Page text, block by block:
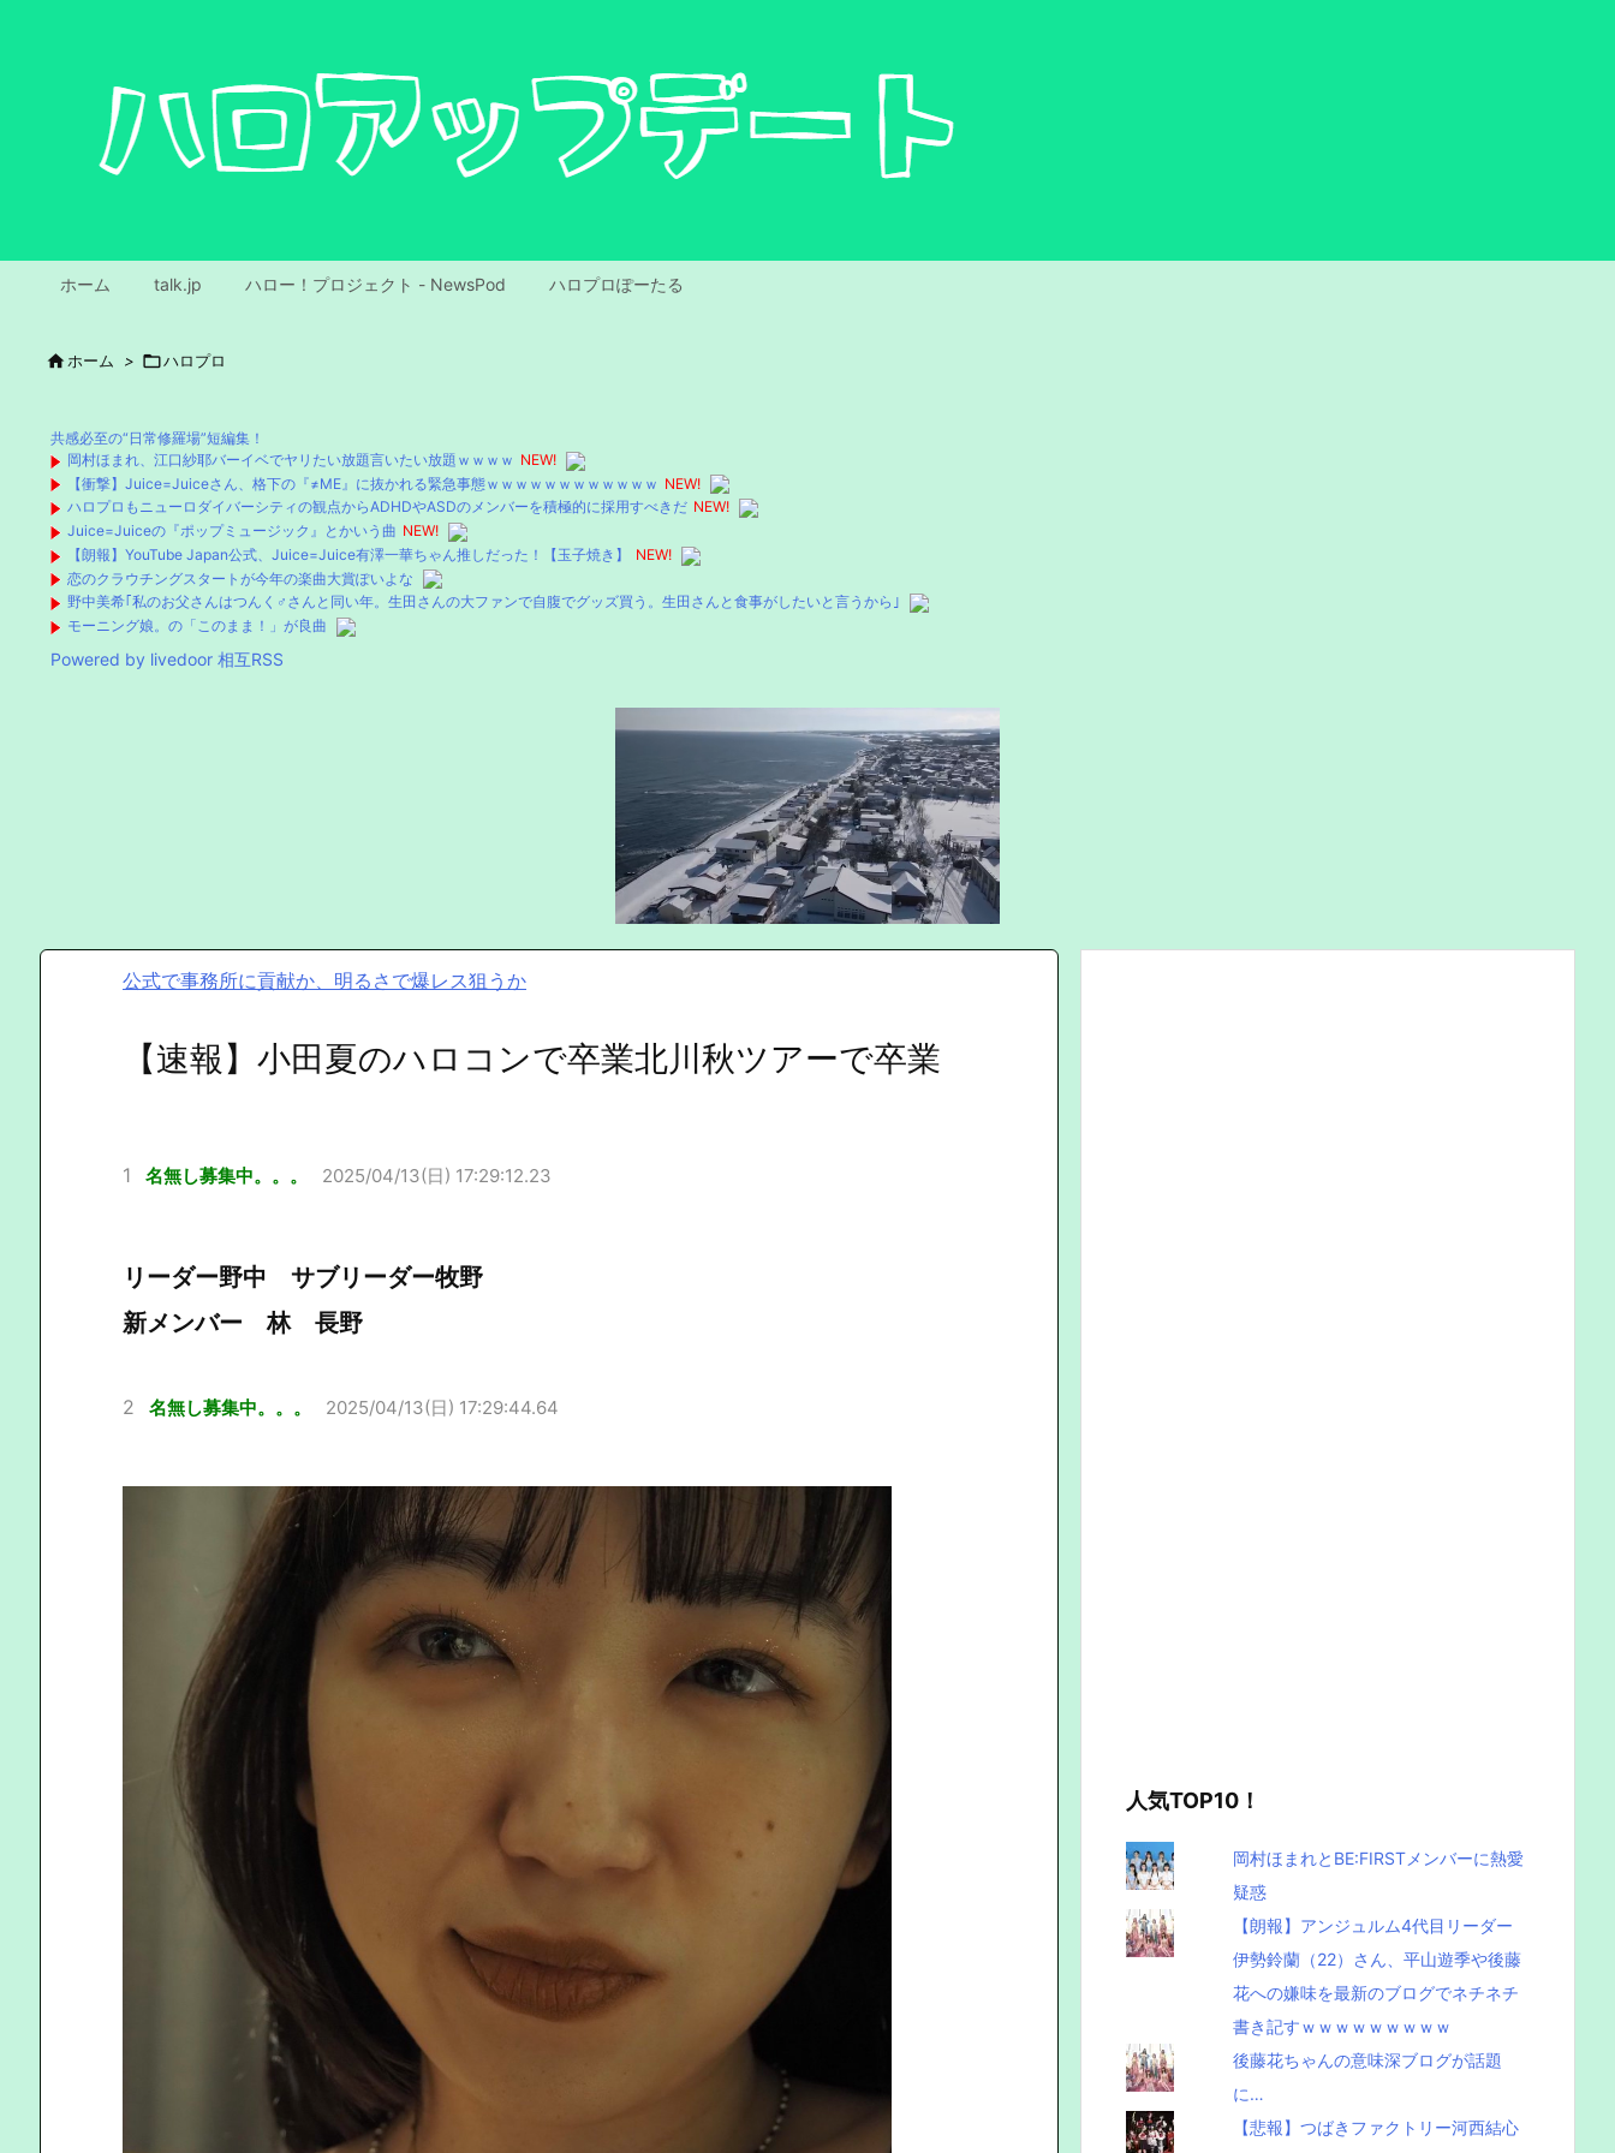
ホーム talk.jp ハロー！プロジェクト - NewsPod ハロプロぽーたる
 ホーム > ハロプロ
共感必至の“日常修羅場”短編集！
岡村ほまれ、江口紗耶バーイベでヤリたい放題言いたい放題ｗｗｗｗ NEW!
【衝撃】Juice=Juiceさん、格下の『≠ME』に抜かれる緊急事態ｗｗｗｗｗｗｗｗｗｗｗｗ NEW!
ハロプロもニューロダイバーシティの観点からADHDやASDのメンバーを積極的に採用すべきだ NEW!
Juice=Juiceの『ポップミュージック』とかいう曲 NEW!
【朗報】YouTube Japan公式、Juice=Juice有澤一華ちゃん推しだった！【玉子焼き】
NEW!
恋のクラウチングスタートが今年の楽曲大賞ぽいよな
野中美希｢私のお父さんはつんく♂さんと同い年。生田さんの大ファンで自腹でグッズ買う。生田さんと食事がしたいと言うから｣
モーニング娘。の「このまま！」が良曲
Powered by livedoor 相互RSS
公式で事務所に貢献か、明るさで爆レス狙うか
【速報】小田夏のハロコンで卒業北川秋ツアーで卒業
1 名無し募集中。。。 2025/04/13(日) 17:29:12.23
リーダー野中 サブリーダー牧野
新メンバー 林 長野
2 名無し募集中。。。 2025/04/13(日) 17:29:44.64
人気TOP10！
岡村ほまれとBE:FIRSTメンバーに熱愛
疑惑
【朗報】アンジュルム4代目リーダー
伊勢鈴蘭（22）さん、平山遊季や後藤
花への嫌味を最新のブログでネチネチ
書き記すｗｗｗｗｗｗｗｗｗ
後藤花ちゃんの意味深ブログが話題
に…
【悲報】つばきファクトリー河西結心